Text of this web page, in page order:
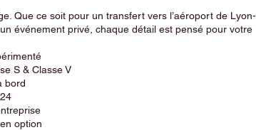
Que ce soit pour un transfert vers l’aéroport de Lyon-
événement privé, chaque détail est pensé pour votre
S & Classe V
bord
option